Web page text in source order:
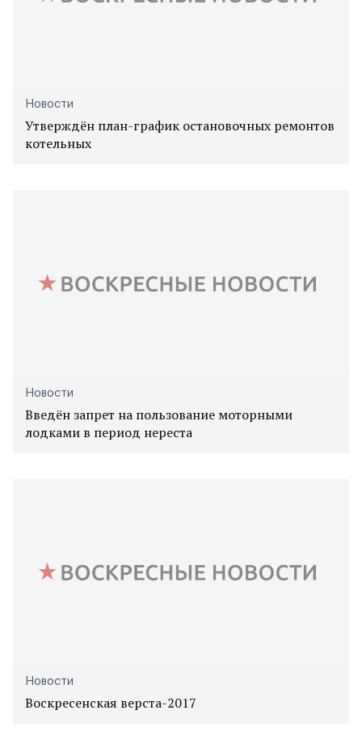
Новости
Утверждён план-график остановочных ремонтов
котельных
Новости
Введён запрет на пользование моторными
лодками в период нереста
Новости
Воскресенская верста-2017